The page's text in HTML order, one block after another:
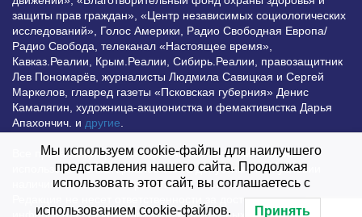
защиты прав граждан», «Центр независимых социологических
исследований», Голос Америки, Радио Свободная Европа/
Радио Свобода, телеканал «Настоящее время»,
Кавказ.Реалии, Крым.Реалии, Сибирь.Реалии, правозащитник
Лев Пономарёв, журналисты Людмила Савицкая и Сергей
Маркелов, главред газеты «Псковская губерния» Денис
Камалягин, художница-акционистка и фемактивистка Дарья
Апахончич. и другие
Все права защищены и охраняются законом. Любое
использование материалов сайта допустимо при условии
наличия активной гиперссылки на Vesti.UZ.
Редакция не несет ответственности за достоверность
информации, опубликованной в рекламных объявлениях.
Мы используем cookie-файлы для наилучшего
представления нашего сайта. Продолжая
использовать этот сайт, вы соглашаетесь с
использованием cookie-файлов. Принять